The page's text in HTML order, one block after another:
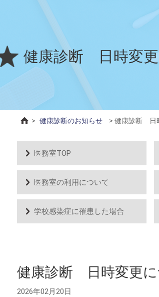
健康診断 日時変
> 健康診断のお知らせ > 健康診断 日
医務室TOP
医務室の利用について
学校感染症に罹患した場合
健康診断 日時変更に
2026年02月20日